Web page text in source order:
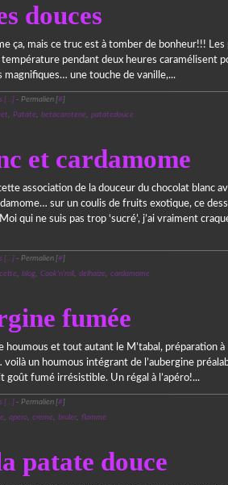
douces
ça, mais ce truc est à tomber de bonheur!!! Les
pendant deux heures caramélisent
une touche de vanille,...
[…]- Permalien [#]
, Patate, betacarotene, patatedouce
et cardamome
association de la douceur du chocolat blanc
sur un coulis de fruits exotique, ce
qui ne suis pas trop ‘sucré’, j’ai vraiment
[…]- Permalien [#]
, blog, Cook'n'roll, delhaize, cardamome
fumée
et tout autant le M’tabal, préparation à
voilà un houmous intégrant de l’aubergine
fumé irrésistible. Un régal à l’apéro!...
[…]- Permalien [#]
, apero, creme, bruler, flamme
patate douce